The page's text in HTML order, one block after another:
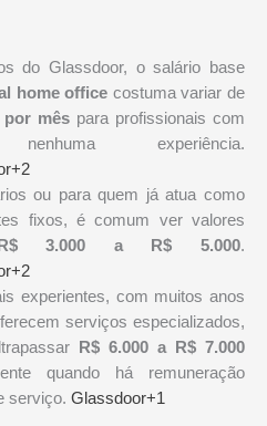
do Glassdoor, o salário base
home office costuma variar de
por mês para profissionais com
experiência.
ou para quem já atua como
fixos, é comum ver valores
R$ 3.000 a R$ 5.000.
experientes, com muitos anos
serviços especializados,
R$ 6.000 a R$ 7.000
quando há remuneração
serviço. Glassdoor+1